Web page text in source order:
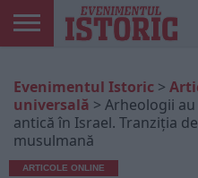
ONLINE
EDIȚII
TIPĂRITE
ISTORIC
PLAY
CONTUL
MEU
Evenimentul Istoric >
universală > Arheologii
antică în Israel. Tranziția
musulmană
ARTICOLE ONLINE